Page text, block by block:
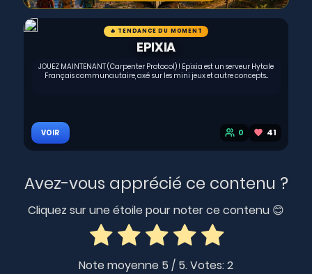
🔥 TENDANCE DU MOMENT
EPIXIA
JOUEZ MAINTENANT (Carpenter Protocol) ! Epixia est un serveur Hytale
Français communautaire, axé sur les mini jeux et autre concepts...
VOIR 0 41
Avez-vous apprécié ce contenu ?
Cliquez sur une étoile pour noter ce contenu 😊
Note moyenne 5 / 5. Votes:2